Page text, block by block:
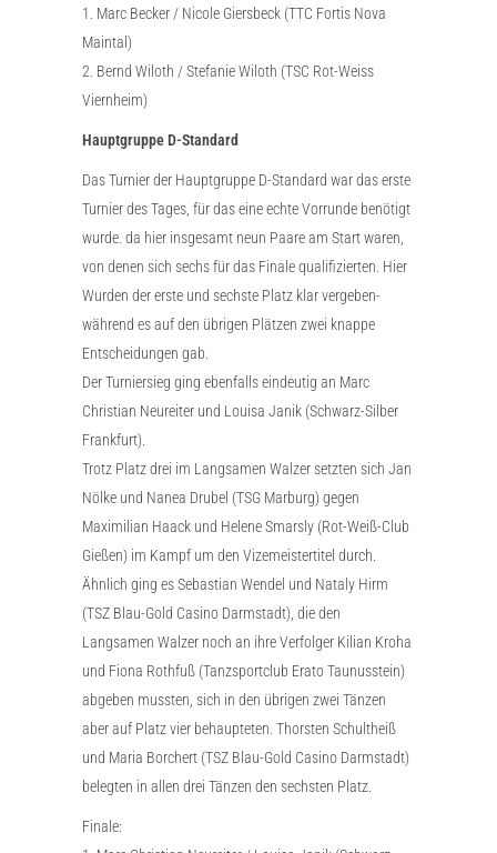
1. Marc Becker / Nicole Giersbeck (TTC Fortis Nova
Maintal)
2. Bernd Wiloth / Stefanie Wiloth (TSC Rot-Weiss
Viernheim)
Hauptgruppe D-Standard
Das Turnier der Hauptgruppe D-Standard war das erste
Turnier des Tages, für das eine echte Vorrunde benötigt
wurde. da hier insgesamt neun Paare am Start waren,
von denen sich sechs für das Finale qualifizierten. Hier
Wurden der erste und sechste Platz klar vergeben-
während es auf den übrigen Plätzen zwei knappe
Entscheidungen gab.
Der Turniersieg ging ebenfalls eindeutig an Marc
Christian Neureiter und Louisa Janik (Schwarz-Silber
Frankfurt).
Trotz Platz drei im Langsamen Walzer setzten sich Jan
Nölke und Nanea Drubel (TSG Marburg) gegen
Maximilian Haack und Helene Smarsly (Rot-Weiß-Club
Gießen) im Kampf um den Vizemeistertitel durch.
Ähnlich ging es Sebastian Wendel und Nataly Hirm
(TSZ Blau-Gold Casino Darmstadt), die den
Langsamen Walzer noch an ihre Verfolger Kilian Kroha
und Fiona Rothfuß (Tanzsportclub Erato Taunusstein)
abgeben mussten, sich in den übrigen zwei Tänzen
aber auf Platz vier behaupteten. Thorsten Schultheiß
und Maria Borchert (TSZ Blau-Gold Casino Darmstadt)
belegten in allen drei Tänzen den sechsten Platz.
Finale: